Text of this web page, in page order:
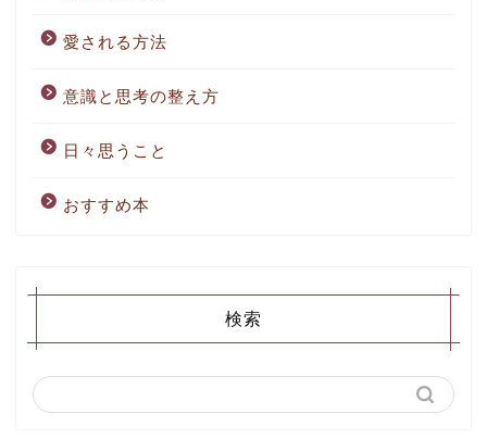
愛される方法
意識と思考の整え方
日々思うこと
おすすめ本
検索